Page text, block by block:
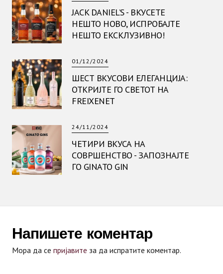
JACK DANIEL’S - ВКУСЕТЕ
НЕШТО НОВО, ИСПРОБАЈТЕ
НЕШТО ЕКСКЛУЗИВНО!
01/12/2024
ШЕСТ ВКУСОВИ ЕЛЕГАНЦИЈА:
ОТКРИЈТЕ ГО СВЕТОТ НА
FREIXENET
24/11/2024
ЧЕТИРИ ВКУСА НА
СОВРШЕНСТВО - ЗАПОЗНАЈТЕ
ГО GINATO GIN
Напишете коментар
Мора да се пријавите за да испратите коментар.